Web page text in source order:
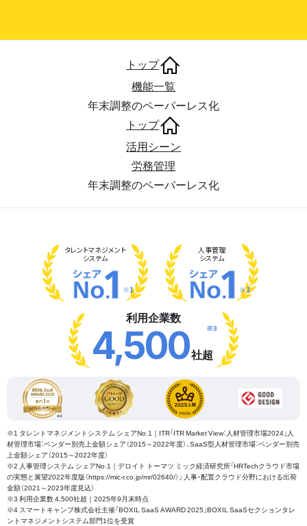
トップ
機能一覧
年末調整のペーパーレス化
トップ
活用シーン
労務管理
年末調整のペーパーレス化
タレントマネジメント
システム
※1
人事管理
システム
※2
利用企業数
4,500社超
※3
※1 タレントマネジメントシステム シェアNo.1｜ITR「ITR Market View：人材管理市場2024」人
材管理市場：ベンダー別売上金額シェア（2015～2022年度）、SaaS型人材管理市場：ベンダー別売
上金額シェア（2015～2022年度）
※2 人事管理システム シェアNo.1｜デロイト トーマツ ミック経済研究所「HRTechクラウド市場
の実態と展望2022年度版（https://mic-r.co.jp/mr/02640/）」 人事・配置クラウド分野における出荷
金額（2021～2023年度見込）
※3 利用企業数 4,500社超｜2025年9月末時点
※4 スマートキャンプ株式会社主催「BOXIL SaaS AWARD 2025」BOXIL SaaSセクションタレ
ントマネジメントシステム部門1位を受賞